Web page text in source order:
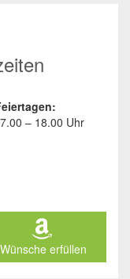
– 18.00 Uhr
Wünsche erfüllen